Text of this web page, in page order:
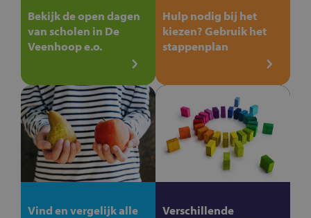
Bekijk de open dagen
van scholen in De
Veenhoop e.o.
Hulp nodig bij het
kiezen? Gebruik het
stappenplan
Vind en vergelijk alle
Verschillende